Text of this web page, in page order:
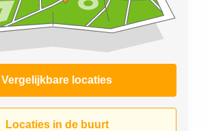
Vergelijkbare locaties
Locaties in de buurt